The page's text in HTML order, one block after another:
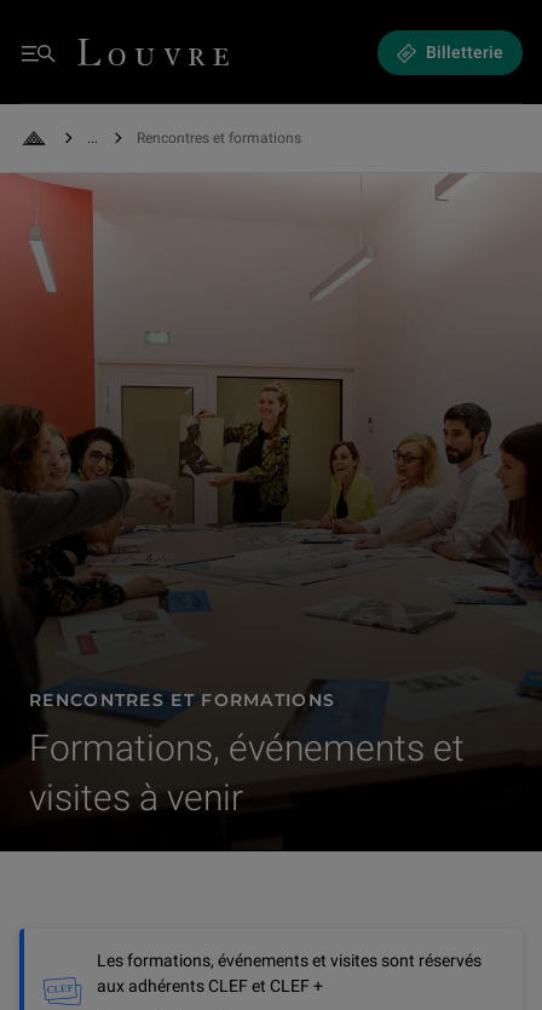
Menu
Louvre - Retour à l'accueil Billetterie
Retour à l'accueil
See all breadcrumbs
Rencontres et formations
Formation dans une des salles du "Studio", réservées aux groupes et
RENCONTRES ET FORMATIONS
Formations, événements et
visites à venir
Les formations, événements et visites sont réservés
aux adhérents CLEF et CLEF +